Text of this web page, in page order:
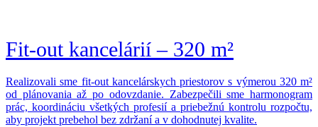
Fit-out kancelárií – 320 m²
Realizovali sme fit-out kancelárskych priestorov s výmerou 320 m²
od plánovania až po odovzdanie. Zabezpečili sme harmonogram
prác, koordináciu všetkých profesií a priebežnú kontrolu rozpočtu,
aby projekt prebehol bez zdržaní a v dohodnutej kvalite.